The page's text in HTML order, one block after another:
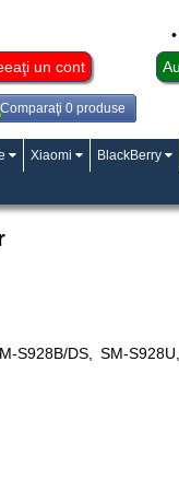
•
un cont
Comparaţi 0 produse
Xiaomi BlackBerry
S928B/DS, SM-